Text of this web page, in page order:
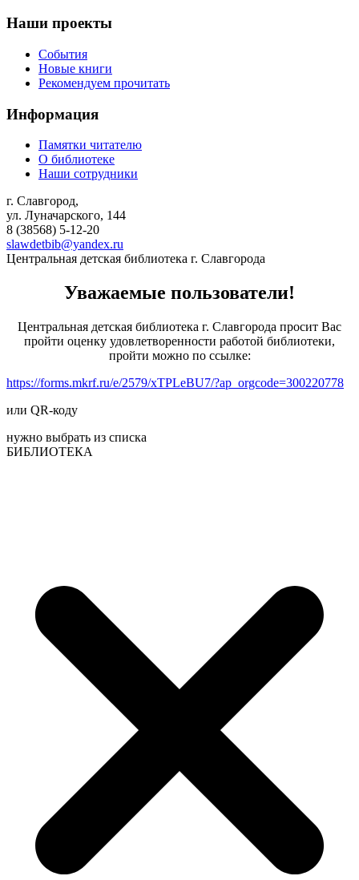
Наши проекты
События
Новые книги
Рекомендуем прочитать
Информация
Памятки читателю
О библиотеке
Наши сотрудники
г. Славгород,
ул. Луначарского, 144
8 (38568) 5-12-20
slawdetbib@yandex.ru
Центральная детская библиотека г. Славгорода
Уважаемые пользователи!
Центральная детская библиотека г. Славгорода просит Вас
пройти оценку удовлетворенности работой библиотеки,
пройти можно по ссылке:
https://forms.mkrf.ru/e/2579/xTPLeBU7/?ap_orgcode=300220778
или QR-коду
нужно выбрать из списка
БИБЛИОТЕКА